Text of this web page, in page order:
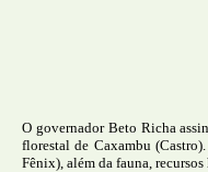
O governador Beto Richa
florestal de Caxambu
Fênix), além da fauna,